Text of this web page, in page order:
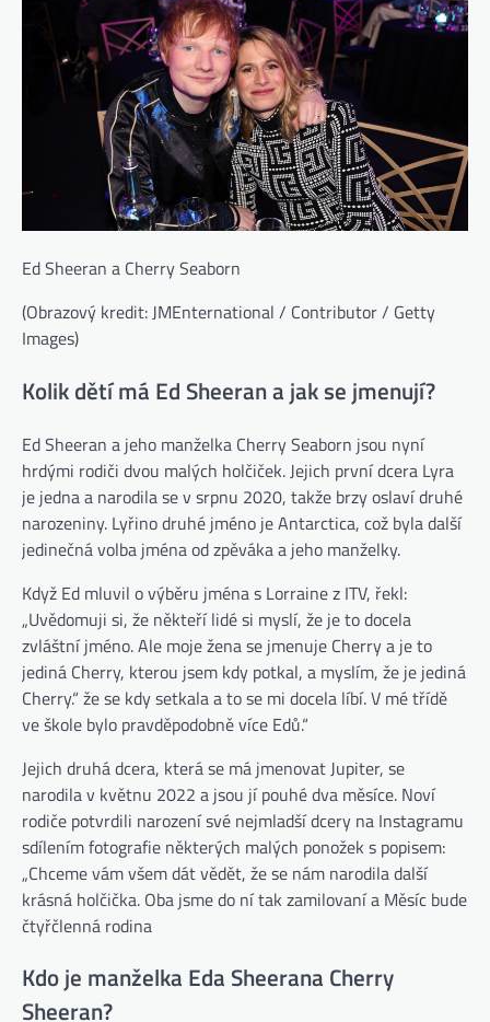
Ed Sheeran a Cherry Seaborn
(Obrazový kredit: JMEnternational / Contributor / Getty
Images)
Kolik dětí má Ed Sheeran a jak se jmenují?
Ed Sheeran a jeho manželka Cherry Seaborn jsou nyní
hrdými rodiči dvou malých holčiček. Jejich první dcera Lyra
je jedna a narodila se v srpnu 2020, takže brzy oslaví druhé
narozeniny. Lyřino druhé jméno je Antarctica, což byla další
jedinečná volba jména od zpěváka a jeho manželky.
Když Ed mluvil o výběru jména s Lorraine z ITV, řekl:
„Uvědomuji si, že někteří lidé si myslí, že je to docela
zvláštní jméno. Ale moje žena se jmenuje Cherry a je to
jediná Cherry, kterou jsem kdy potkal, a myslím, že je jediná
Cherry.“ že se kdy setkala a to se mi docela líbí. V mé třídě
ve škole bylo pravděpodobně více Edů.“
Jejich druhá dcera, která se má jmenovat Jupiter, se
narodila v květnu 2022 a jsou jí pouhé dva měsíce. Noví
rodiče potvrdili narození své nejmladší dcery na Instagramu
sdílením fotografie některých malých ponožek s popisem:
„Chceme vám všem dát vědět, že se nám narodila další
krásná holčička. Oba jsme do ní tak zamilovaní a Měsíc bude
čtyřčlenná rodina
Kdo je manželka Eda Sheerana Cherry
Sheeran?